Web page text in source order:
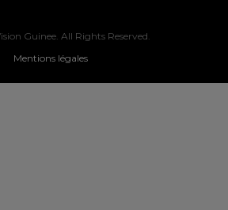
Guinee. All Rights Reserved.
Mentions légales